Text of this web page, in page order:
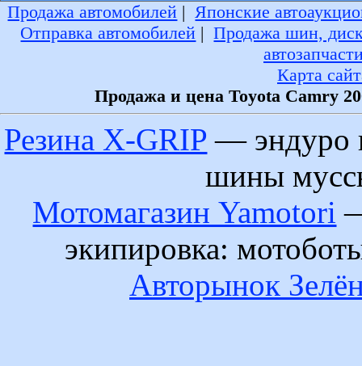
Продажа автомобилей | Японские
Отправка автомобилей |Продажа шин,
Карта
Продажа и цена Toyota Camry
Резина X-GRIP — эндуро
шины
Мотомагазин Yamotori
экипировка:
Авторынок